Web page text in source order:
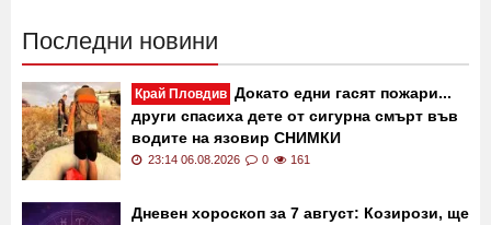
Последни новини
Край Пловдив Докато едни гасят пожари...
други спасиха дете от сигурна смърт във
водите на язовир СНИМКИ
23:14 06.08.2026 0 161
Дневен хороскоп за 7 август: Козирози, ще